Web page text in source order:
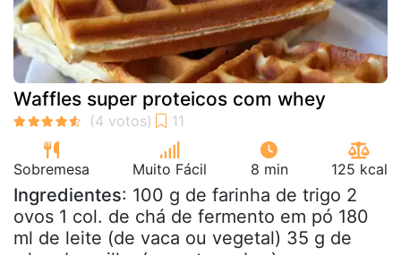
Waffles super proteicos com whey
Sobremesa Muito Fácil 8 min 125 kcal
Ingredientes: 100 g de farinha de trigo 2
ovos 1 col. de chá de fermento em pó 180
ml de leite (de vaca ou vegetal) 35 g de